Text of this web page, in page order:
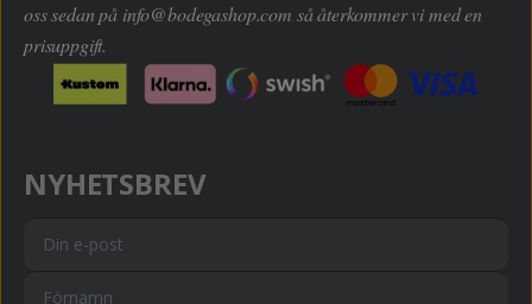
oss sedan på info@bodegashop.com så återkommer vi med en
prisuppgift.
NYHETSBREV